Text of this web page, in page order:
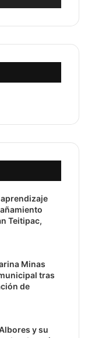
Teitipac,
Minas
tras
de
y su